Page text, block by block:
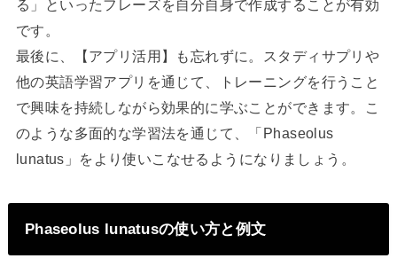
る」といったフレーズを自分自身で作成することが有効
です。
最後に、【アプリ活用】も忘れずに。スタディサプリや
他の英語学習アプリを通じて、トレーニングを行うこと
で興味を持続しながら効果的に学ぶことができます。こ
のような多面的な学習法を通じて、「Phaseolus
lunatus」をより使いこなせるようになりましょう。
Phaseolus lunatusの使い方と例文